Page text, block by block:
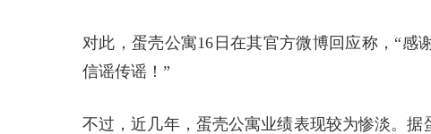
对此，蛋壳公寓16日在其官方微博回应称，“
信谣传谣！”
不过，近几年，蛋壳公寓业绩表现较为惨淡。据